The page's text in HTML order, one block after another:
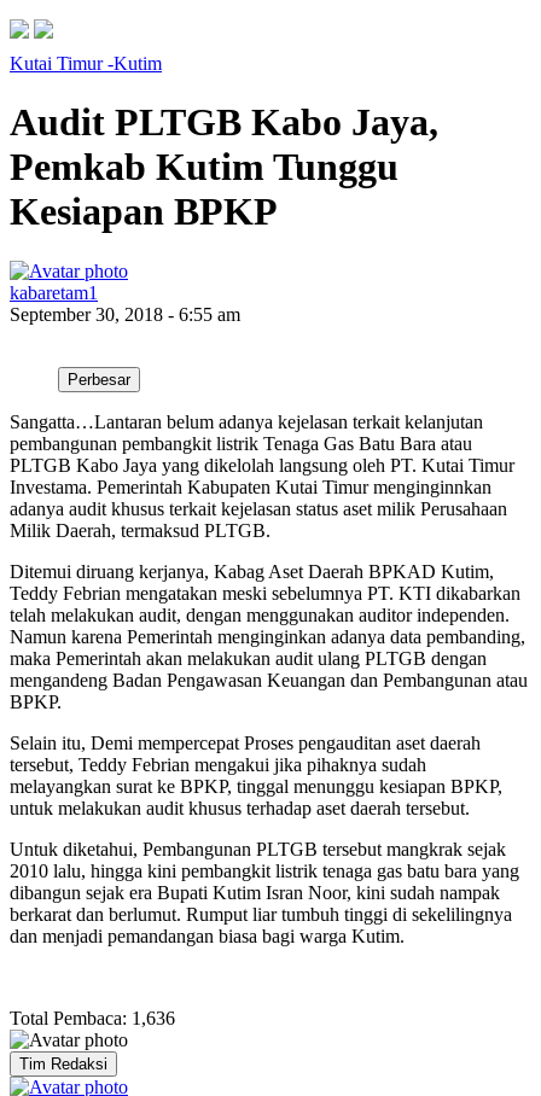
Kutai Timur -Kutim
Audit PLTGB Kabo Jaya,
Pemkab Kutim Tunggu
Kesiapan BPKP
kabaretam1
September 30, 2018 - 6:55 am
Perbesar
Sangatta…Lantaran belum adanya kejelasan terkait kelanjutan
pembangunan pembangkit listrik Tenaga Gas Batu Bara atau
PLTGB Kabo Jaya yang dikelolah langsung oleh PT. Kutai Timur
Investama. Pemerintah Kabupaten Kutai Timur menginginnkan
adanya audit khusus terkait kejelasan status aset milik Perusahaan
Milik Daerah, termaksud PLTGB.
Ditemui diruang kerjanya, Kabag Aset Daerah BPKAD Kutim,
Teddy Febrian mengatakan meski sebelumnya PT. KTI dikabarkan
telah melakukan audit, dengan menggunakan auditor independen.
Namun karena Pemerintah menginginkan adanya data pembanding,
maka Pemerintah akan melakukan audit ulang PLTGB dengan
mengandeng Badan Pengawasan Keuangan dan Pembangunan atau
BPKP.
Selain itu, Demi mempercepat Proses pengauditan aset daerah
tersebut, Teddy Febrian mengakui jika pihaknya sudah
melayangkan surat ke BPKP, tinggal menunggu kesiapan BPKP,
untuk melakukan audit khusus terhadap aset daerah tersebut.
Untuk diketahui, Pembangunan PLTGB tersebut mangkrak sejak
2010 lalu, hingga kini pembangkit listrik tenaga gas batu bara yang
dibangun sejak era Bupati Kutim Isran Noor, kini sudah nampak
berkarat dan berlumut. Rumput liar tumbuh tinggi di sekelilingnya
dan menjadi pemandangan biasa bagi warga Kutim.
Total Pembaca: 1,636
Tim Redaksi